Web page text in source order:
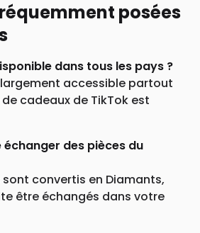
posées
dans tous les pays ?
accessible partout
cadeaux de TikTok est
des pièces du
convertis en Diamants,
être échangés dans votre